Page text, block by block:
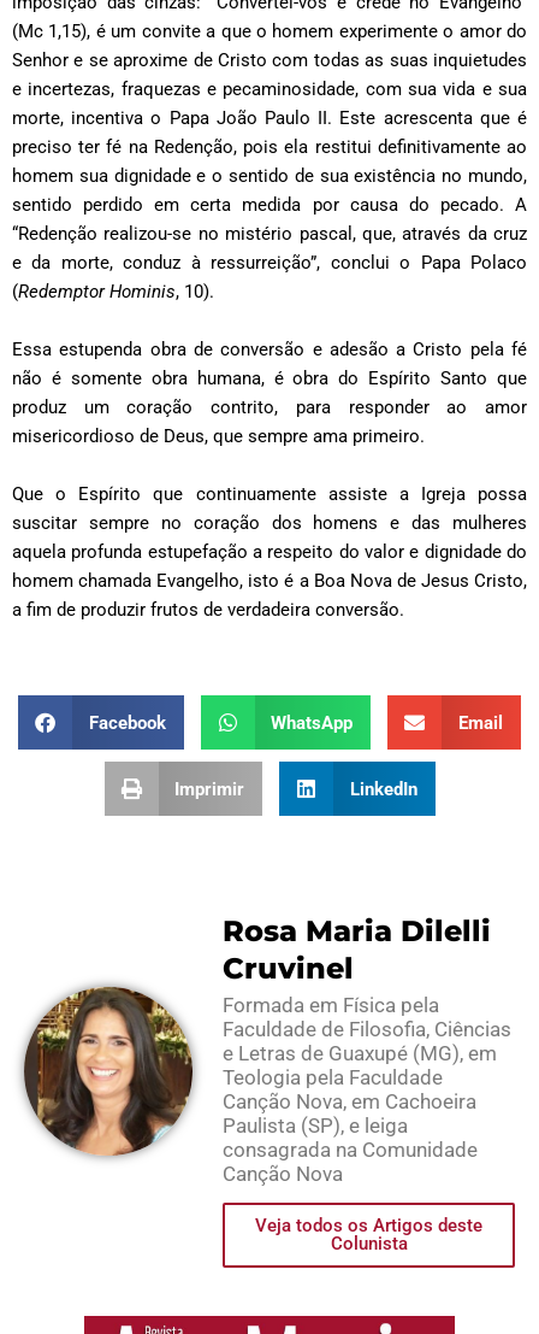
(Mc 1,15), é um convite a que o homem experimente o amor do
Senhor e se aproxime de Cristo com todas as suas inquietudes
e incertezas, fraquezas e pecaminosidade, com sua vida e sua
morte, incentiva o Papa João Paulo II. Este acrescenta que é
preciso ter fé na Redenção, pois ela restitui definitivamente ao
homem sua dignidade e o sentido de sua existência no mundo,
sentido perdido em certa medida por causa do pecado. A
“Redenção realizou-se no mistério pascal, que, através da cruz
e da morte, conduz à ressurreição”, conclui o Papa Polaco
(Redemptor Hominis, 10).
Essa estupenda obra de conversão e adesão a Cristo pela fé
não é somente obra humana, é obra do Espírito Santo que
produz um coração contrito, para responder ao amor
misericordioso de Deus, que sempre ama primeiro.
Que o Espírito que continuamente assiste a Igreja possa
suscitar sempre no coração dos homens e das mulheres
aquela profunda estupefação a respeito do valor e dignidade do
homem chamada Evangelho, isto é a Boa Nova de Jesus Cristo,
a fim de produzir frutos de verdadeira conversão.
Facebook WhatsApp Email
Imprimir LinkedIn
Rosa Maria Dilelli
Cruvinel
Formada em Física pela
Faculdade de Filosofia, Ciências
e Letras de Guaxupé (MG), em
Teologia pela Faculdade
Canção Nova, em Cachoeira
Paulista (SP), e leiga
consagrada na Comunidade
Canção Nova
Veja todos os Artigos deste
Colunista